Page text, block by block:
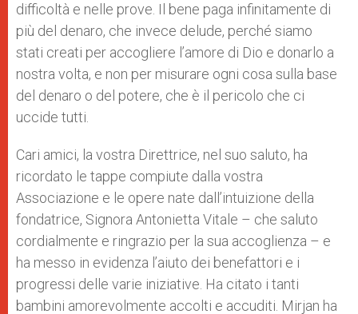
difficoltà e nelle prove. Il bene paga infinitamente di
più del denaro, che invece delude, perché siamo
stati creati per accogliere l’amore di Dio e donarlo a
nostra volta, e non per misurare ogni cosa sulla base
del denaro o del potere, che è il pericolo che ci
uccide tutti.
Cari amici, la vostra Direttrice, nel suo saluto, ha
ricordato le tappe compiute dalla vostra
Associazione e le opere nate dall’intuizione della
fondatrice, Signora Antonietta Vitale – che saluto
cordialmente e ringrazio per la sua accoglienza – e
ha messo in evidenza l’aiuto dei benefattori e i
progressi delle varie iniziative. Ha citato i tanti
bambini amorevolmente accolti e accuditi. Mirjan ha